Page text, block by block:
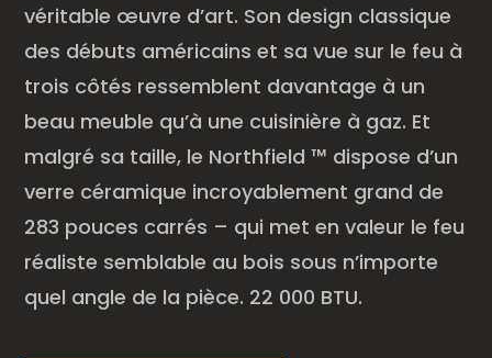
véritable œuvre d’art. Son design classique
des débuts américains et sa vue sur le feu à
trois côtés ressemblent davantage à un
beau meuble qu’à une cuisinière à gaz. Et
malgré sa taille, le Northfield ™ dispose d’un
verre céramique incroyablement grand de
283 pouces carrés – qui met en valeur le feu
réaliste semblable au bois sous n’importe
quel angle de la pièce. 22 000 BTU.